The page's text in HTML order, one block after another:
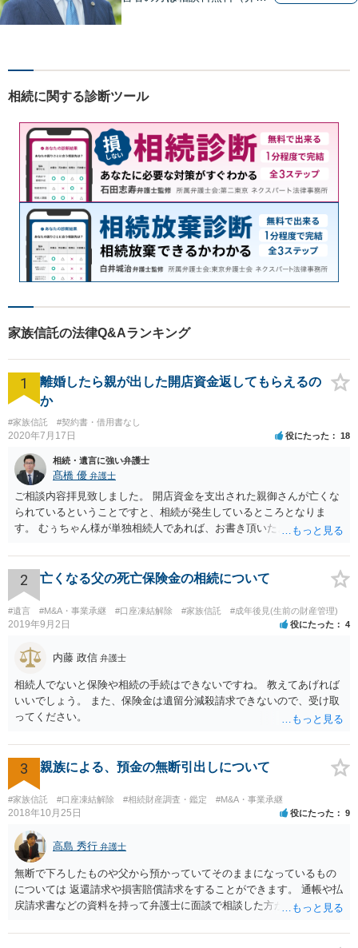
無料】
相続に関する診断ツール
家族信託の法律Q&Aランキング
1
離婚したら親が出した開店資金返してもらえるの
か
#家族信託 #契約書・借用書なし
2020年7月17日 役にたった 18
相続・遺言に強い弁護士
髙橋 優 弁護士
ご相談内容拝見致しました。 開店資金を支出された親御さんが亡くな
られているということですと、相続が発生しているところとなりま
す。 むぅちゃん様が単独相続人であれば、お書き頂いたような方法で
相続人おられるということであれば、他の相続人との協議が必要とな
るところです。 また、当該点とは別にご主人から貸付ではなく贈与で
あると主張される可能性がございます。 その場合には、貸付であるこ
とを伺わせる事情をどれだけ積み重ねることが出来るか、というとこ
ろとなります。 返済の事実や、返済を約束するメール等です。 金額の
おく方が宜しいかと思います。 緊急という訳ではないかと思います
が、事前準備が早い方が有効な手段が増える傾向にありますので、早
目に弁護士を入れられることを御検討頂くと良いかと思います。
2 亡くなる父の死亡保険金の相続について
#遺言 #M&A・事業承継 #口座凍結解除 #家族信託 #成年後見(生前の財産管理)
2019年9月2日 役にたった 4
内藤 政信 弁護士
相続人でないと保険や相続の手続はできないですね。 教えてあげれば
いいでしょう。 また、保険金は遺留分減殺請求できないので、受け取
ってください。
3 親族による、預金の無断引出しについて
#家族信託 #口座凍結解除 #相続財産調査・鑑定 #M&A・事業承継
2018年10月25日 役にたった 9
高島 秀行 弁護士
無断で下ろしたものや父から預かっていてそのままになっているもの
については 返還請求や損害賠償請求をすることができます。 通帳や払
戻請求書などの資料を持って弁護士に面談で相談した方がよいと思い